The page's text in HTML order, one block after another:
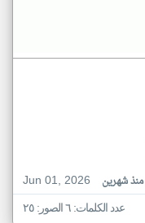
Jun 01, 2026
منذ شهرين
عدد الكلمات: ٦ الصور: ٢٥